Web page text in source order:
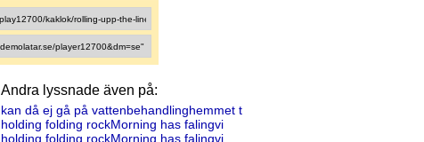
Andra lyssnade även på:
kan då ej gå på vattenbehandlinghemmet t
holding folding rockMorning has falingvi
holding folding rockMorning has falingvi